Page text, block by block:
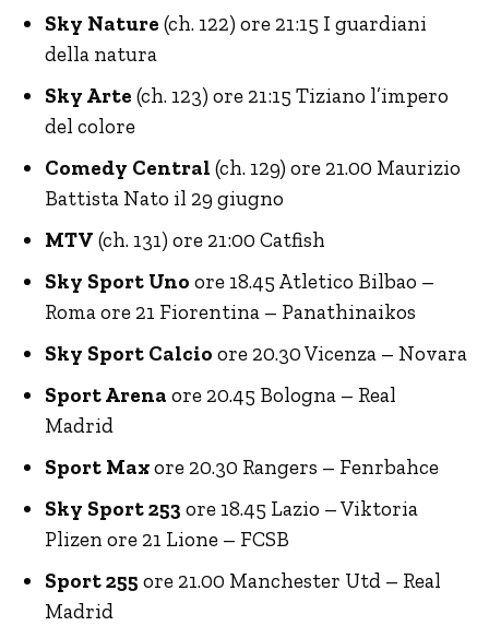
Sky Nature (ch. 122) ore 21:15 I guardiani
della natura
Sky Arte (ch. 123) ore 21:15 Tiziano l’impero
del colore
Comedy Central (ch. 129) ore 21.00 Maurizio
Battista Nato il 29 giugno
MTV (ch. 131) ore 21:00 Catfish
Sky Sport Uno ore 18.45 Atletico Bilbao –
Roma ore 21 Fiorentina – Panathinaikos
Sky Sport Calcio ore 20.30 Vicenza – Novara
Sport Arena ore 20.45 Bologna – Real
Madrid
Sport Maxore 20.30 Rangers – Fenrbahce
Sky Sport 253 ore 18.45 Lazio – Viktoria
Plizen ore 21 Lione – FCSB
Sport 255 ore 21.00 Manchester Utd – Real
Madrid